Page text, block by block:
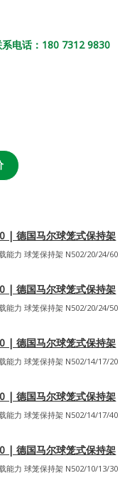
：180 7312 9830
德国马尔球笼式保持架
能力 球笼保持架 N502/20/24/60
德国马尔球笼式保持架
能力 球笼保持架 N502/20/24/50
德国马尔球笼式保持架
能力 球笼保持架 N502/14/17/20
德国马尔球笼式保持架
能力 球笼保持架 N502/14/17/40
德国马尔球笼式保持架
能力 球笼保持架 N502/10/13/30